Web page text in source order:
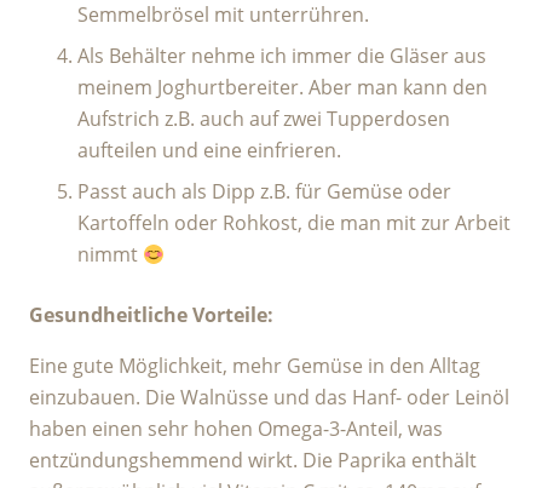
Semmelbrösel mit unterrühren.
Als Behälter nehme ich immer die Gläser aus
meinem Joghurtbereiter. Aber man kann den
Aufstrich z.B. auch auf zwei Tupperdosen
aufteilen und eine einfrieren.
Passt auch als Dipp z.B. für Gemüse oder
Kartoffeln oder Rohkost, die man mit zur Arbeit
nimmt
Gesundheitliche Vorteile:
Eine gute Möglichkeit, mehr Gemüse in den Alltag
einzubauen. Die Walnüsse und das Hanf- oder Leinöl
haben einen sehr hohen Omega-3-Anteil, was
entzündungshemmend wirkt. Die Paprika enthält